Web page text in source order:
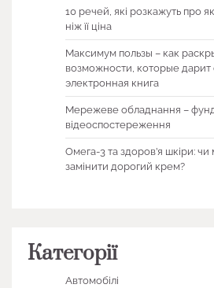
10 речей, які розкажуть про
ніж її ціна
Максимум пользы – как
возможности, которые
электронная книга
Мережеве обладнання –
відеоспостереження
Омега-3 та здоров’я шкіри:
замінити дорогий крем?
Категорії
Автомобілі